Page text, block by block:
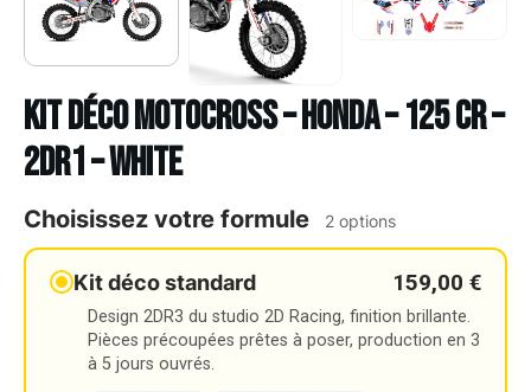
Kit déco Motocross – HONDA – 125 CR –
2DR1 – WHITE
Choisissez votre formule 2 options
Kit déco standard 159,00 €
Design 2DR3 du studio 2D Racing, finition brillante.
Pièces précoupées prêtes à poser, production en 3
à 5 jours ouvrés.